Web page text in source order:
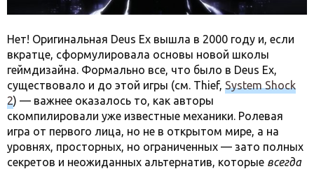
Нет! Оригинальная Deus Ex вышла в 2000 году и, если
вкратце, сформулировала основы новой школы
геймдизайна. Формально все, что было в Deus Ex,
существовало и до этой игры (см. Thief, System Shock
2) — важнее оказалось то, как авторы
скомпилировали уже известные механики. Ролевая
игра от первого лица, но не в открытом мире, а на
уровнях, просторных, но ограниченных — зато полных
секретов и неожиданных альтернатив, которые всегда